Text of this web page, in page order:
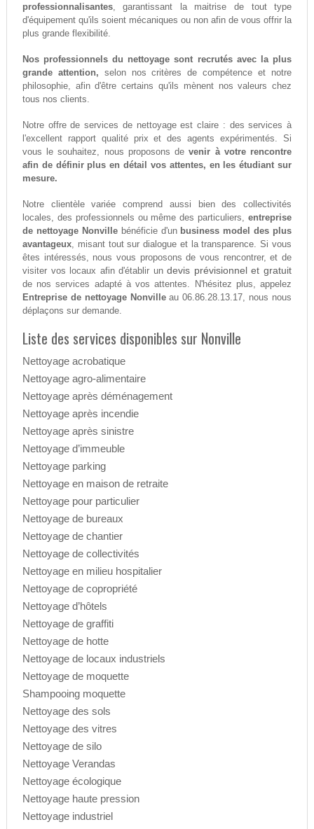
professionnalisantes, garantissant la maitrise de tout type
d'équipement qu'ils soient mécaniques ou non afin de vous offrir la
plus grande flexibilité.
Nos professionnels du nettoyage sont recrutés avec la plus
grande attention, selon nos critères de compétence et notre
philosophie, afin d'être certains qu'ils mènent nos valeurs chez
tous nos clients.
Notre offre de services de nettoyage est claire : des services à
l'excellent rapport qualité prix et des agents expérimentés. Si
vous le souhaitez, nous proposons devenir à votre rencontre
afin de définir plus en détail vos attentes, en les étudiant sur
mesure.
Notre clientèle variée comprend aussi bien des collectivités
locales, des professionnels ou même des particuliers,entreprise
de nettoyage Nonvillebénéficie d'un business model des plus
avantageux, misant tout sur dialogue et la transparence. Si vous
êtes intéressés, nous vous proposons de vous rencontrer, et de
visiter vos locaux afin d'établir undevis prévisionnel et gratuit
de nos services adapté à vos attentes. N'hésitez plus, appelez
Entreprise de nettoyage Nonvilleau 06.86.28.13.17, nous nous
déplaçons sur demande.
Liste des services disponibles sur Nonville
Nettoyage acrobatique
Nettoyage agro-alimentaire
Nettoyage après déménagement
Nettoyage après incendie
Nettoyage après sinistre
Nettoyage d’immeuble
Nettoyage parking
Nettoyage en maison de retraite
Nettoyage pour particulier
Nettoyage de bureaux
Nettoyage de chantier
Nettoyage de collectivités
Nettoyage en milieu hospitalier
Nettoyage de copropriété
Nettoyage d’hôtels
Nettoyage de graffiti
Nettoyage de hotte
Nettoyage de locaux industriels
Nettoyage de moquette
Shampooing moquette
Nettoyage des sols
Nettoyage des vitres
Nettoyage de silo
Nettoyage Verandas
Nettoyage écologique
Nettoyage haute pression
Nettoyage industriel